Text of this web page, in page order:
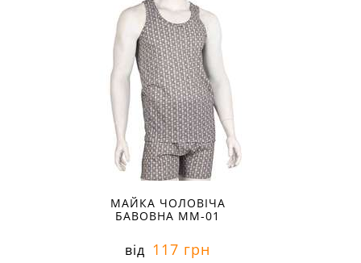
МАЙКА ЧОЛОВІЧА
БАВОВНА ММ-01
від 117 грн